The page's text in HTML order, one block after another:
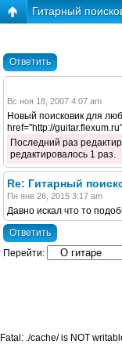
Гитарный
Ответить
Вс ноя 18, 2007 4:07 am
Новый поисковик для
href="http://
Последний раз
редактировалось 1 раз.
Re: Гитарный
Пн янв 26, 2015 3:17 am
Давно искал что то
Ответить
Перейти:
Fatal: ./cache/ is NOT